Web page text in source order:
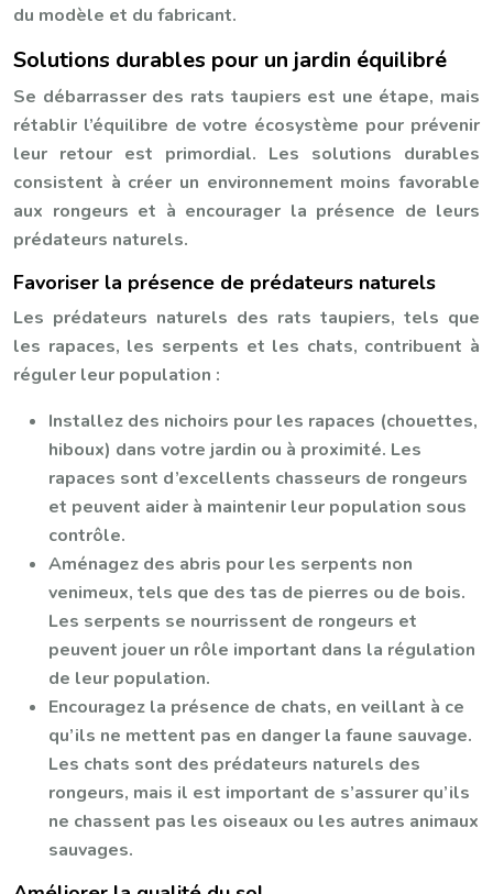
du modèle et du fabricant.
Solutions durables pour un jardin équilibré
Se débarrasser des rats taupiers est une étape, mais
rétablir l’équilibre de votre écosystème pour prévenir
leur retour est primordial. Les solutions durables
consistent à créer un environnement moins favorable
aux rongeurs et à encourager la présence de leurs
prédateurs naturels.
Favoriser la présence de prédateurs naturels
Les prédateurs naturels des rats taupiers, tels que
les rapaces, les serpents et les chats, contribuent à
réguler leur population :
Installez des nichoirs pour les rapaces (chouettes,
hiboux) dans votre jardin ou à proximité. Les
rapaces sont d’excellents chasseurs de rongeurs
et peuvent aider à maintenir leur population sous
contrôle.
Aménagez des abris pour les serpents non
venimeux, tels que des tas de pierres ou de bois.
Les serpents se nourrissent de rongeurs et
peuvent jouer un rôle important dans la régulation
de leur population.
Encouragez la présence de chats, en veillant à ce
qu’ils ne mettent pas en danger la faune sauvage.
Les chats sont des prédateurs naturels des
rongeurs, mais il est important de s’assurer qu’ils
ne chassent pas les oiseaux ou les autres animaux
sauvages.